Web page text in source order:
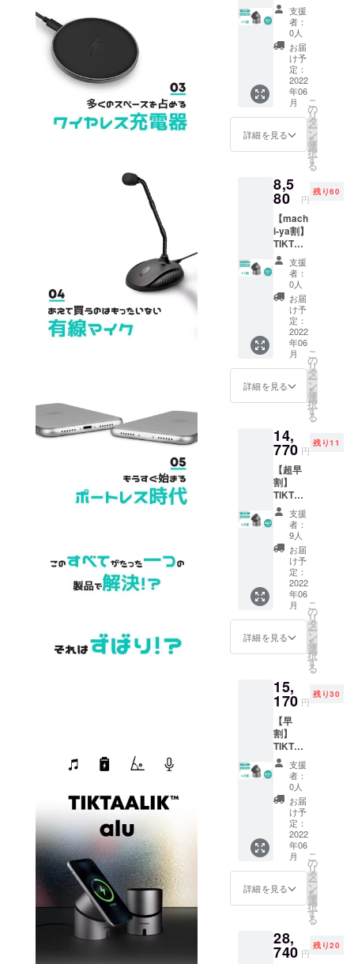
かう人」を
結ぶ架け橋
を目指して
LIK alu
1個 一
般販売
予定価
格9,980
円の約
16%OF
(￥1,60
0円
OFF） ※
送料・
税込
支援
者：
0人
お届
け予
定：
2022
年06
月
詳細を見る
こ
の
リ
タ
ー
ン
を
選
択
す
る
8,5
80 円
残り60
【mach
i-ya割】
TIKTAA
LIK alu
1個 一
般販売
予定価
格9,980
円の約
14%OF
(￥1,40
0円
OFF） ※
送料・
税込
支援
者：
0人
お届
け予
定：
2022
年06
月
詳細を見る
こ
の
リ
タ
ー
ン
を
選
択
す
る
14,
770 円
残り11
【超早
割】
TIKTAA
LIK alu
2個 一
般販売
予定価
19,960
円の約
26%OF
(￥5,19
0円
OFF） ※
送料・
支援
者：
9人
お届
け予
定：
2022
年06
月
詳細を見る
こ
の
リ
タ
ー
ン
を
選
択
す
る
15,
170 円
残り30
【早
割】
TIKTAA
LIK alu
2個 一
般販売
予定価
19,960
円の約
24%OF
(￥4,79
0円
OFF） ※
送料・
支援
者：
0人
お届
け予
定：
2022
年06
月
詳細を見る
こ
の
リ
タ
ー
ン
を
選
択
す
る
28,
740 円
残り20